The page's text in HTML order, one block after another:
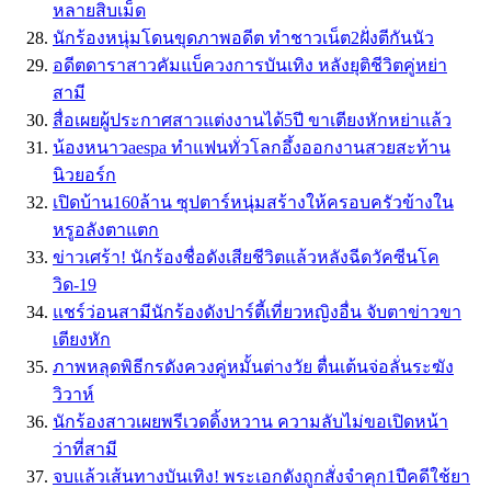
หลายสิบเม็ด
นักร้องหนุ่มโดนขุดภาพอดีต ทำชาวเน็ต2ฝั่งตีกันนัว
อดีตดาราสาวคัมแบ็ควงการบันเทิง หลังยุติชีวิตคู่หย่า
สามี
สื่อเผยผู้ประกาศสาวแต่งงานได้5ปี ขาเตียงหักหย่าแล้ว
น้องหนาวaespa ทำแฟนทั่วโลกอึ้งออกงานสวยสะท้าน
นิวยอร์ก
เปิดบ้าน160ล้าน ซุปตาร์หนุ่มสร้างให้ครอบครัวข้างใน
หรูอลังตาแตก
ข่าวเศร้า! นักร้องชื่อดังเสียชีวิตแล้วหลังฉีดวัคซีนโค
วิด-19
แชร์ว่อนสามีนักร้องดังปาร์ตี้เที่ยวหญิงอื่น จับตาข่าวขา
เตียงหัก
ภาพหลุดพิธีกรดังควงคู่หมั้นต่างวัย ตื่นเต้นจ่อลั่นระฆัง
วิวาห์
นักร้องสาวเผยพรีเวดดิ้งหวาน ความลับไม่ขอเปิดหน้า
ว่าที่สามี
จบแล้วเส้นทางบันเทิง! พระเอกดังถูกสั่งจำคุก1ปีคดีใช้ยา